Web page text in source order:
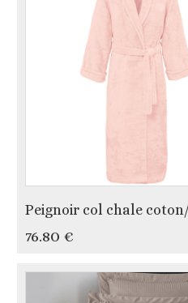
Peignoir col chale
76.80 €